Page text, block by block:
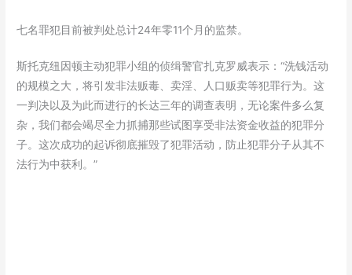
七名罪犯目前被判处总计24年零11个月的监禁。
斯托克纽因顿主动犯罪小组的侦缉警官扎克罗威表示：“洗钱活动
的规模之大，将引发非法贩毒、卖淫、人口贩卖等犯罪行为。这
一判决以及为此而进行的长达三年的调查表明，无论案件多么复
杂，我们都会竭尽全力抓捕那些试图享受非法资金收益的犯罪分
子。这次成功的起诉彻底摧毁了犯罪活动，防止犯罪分子从其不
法行为中获利。”